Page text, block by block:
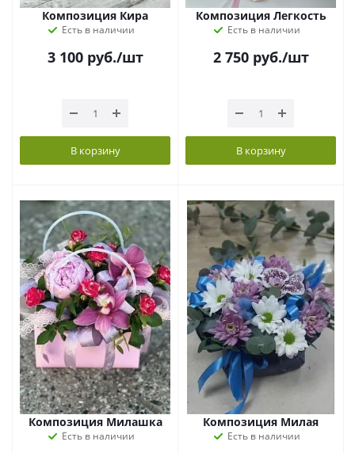
Композиция Кира
Есть в наличии
3 100руб./шт
В корзину
Композиция Легкость
Есть в наличии
2 750руб./шт
В корзину
Композиция Милашка
Есть в наличии
Композиция Милая
Есть в наличии